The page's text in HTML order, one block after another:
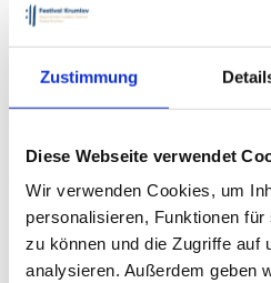
Zustimmung
Diese Webseite verwendet
Wir verwenden Cookies, um
personalisieren, Funktionen
zu können und die Zugriffe auf
analysieren. Außerdem geben
Smetanovo Trio
Pianisten Josef Páleníček gegründet
Michael Boder, Tomáš Hanus usw.)
Orchestern wie den Bamberger
Svizzera Italiana Lugano, dem
Loire, dem Orquestra Sinfonica
Symphonieorchester FOK u.a.
2022 trat das Orchester bei einer